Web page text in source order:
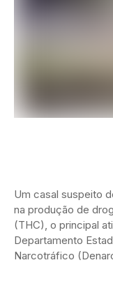
Um casal suspeito
na produção de
(THC), o principal
Departamento
Narcotráfico